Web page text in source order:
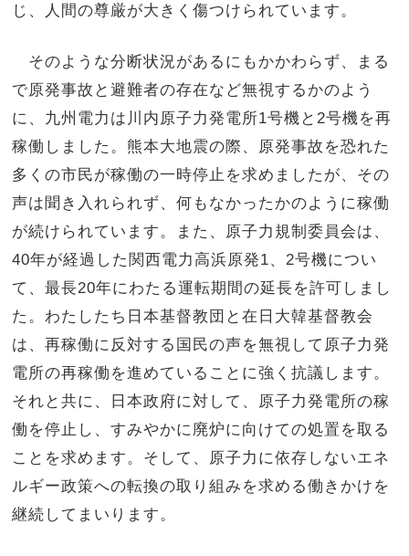
じ、人間の尊厳が大きく傷つけられています。
そのような分断状況があるにもかかわらず、まる
で原発事故と避難者の存在など無視するかのよう
に、九州電力は川内原子力発電所1号機と2号機を再
稼働しました。熊本大地震の際、原発事故を恐れた
多くの市民が稼働の一時停止を求めましたが、その
声は聞き入れられず、何もなかったかのように稼働
が続けられています。また、原子力規制委員会は、
40年が経過した関西電力高浜原発1、2号機につい
て、最長20年にわたる運転期間の延長を許可しまし
た。わたしたち日本基督教団と在日大韓基督教会
は、再稼働に反対する国民の声を無視して原子力発
電所の再稼働を進めていることに強く抗議します。
それと共に、日本政府に対して、原子力発電所の稼
働を停止し、すみやかに廃炉に向けての処置を取る
ことを求めます。そして、原子力に依存しないエネ
ルギー政策への転換の取り組みを求める働きかけを
継続してまいります。